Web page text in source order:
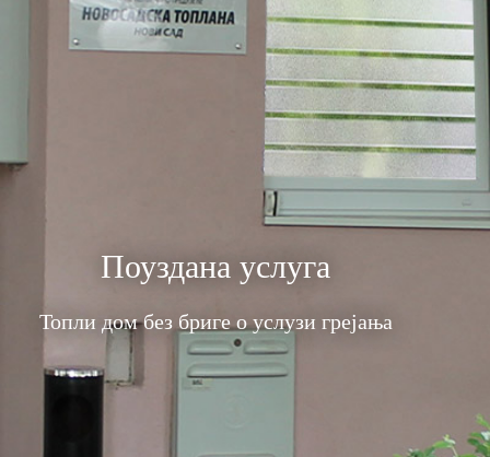
Поуздана услуга
Топли дом без бриге о услузи грејања